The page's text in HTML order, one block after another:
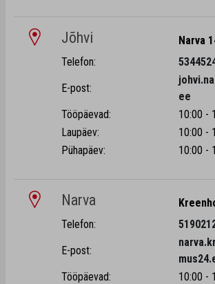
Jõhvi
Narva
Telefon:
E-post:
ee
Tööpäevad:
10:00 -
Laupäev:
10:00 -
Pühapäev:
10:00 -
Narva
Telefon:
E-post:
Tööpäevad:
10:00 -